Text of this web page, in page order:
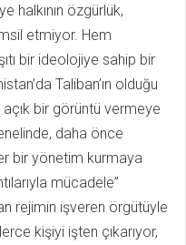
halkının özgürlük,
etmiyor. Hem
bir ideolojiye sahip bir
Taliban’ın olduğu
bir görüntü vermeye
daha önce
bir yönetim kurmaya
mücadele”
rejimin işveren örgütüyle
kişiyi işten çıkarıyor,